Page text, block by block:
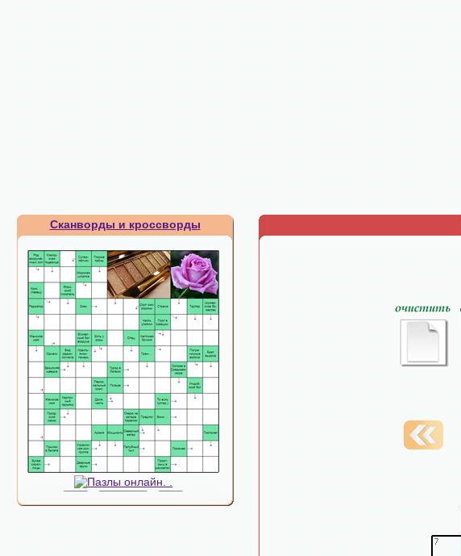
Сканворды и кроссворды